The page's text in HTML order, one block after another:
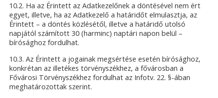
10.2. Ha az Érintett az Adatkezelőnek a döntésével nem ért
egyet, illetve, ha az Adatkezelő a határidőt elmulasztja, az
Érintett – a döntés közlésétől, illetve a határidő utolsó
napjától számított 30 (harminc) naptári napon belül –
bírósághoz fordulhat.
10.3. Az Érintett a jogainak megsértése esetén bírósághoz,
konkrétan az illetékes törvényszékhez, a fővárosban a
Fővárosi Törvényszékhez fordulhat az Infotv. 22. §-ában
meghatározottak szerint.